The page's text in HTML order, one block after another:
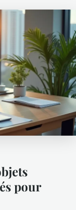
pour